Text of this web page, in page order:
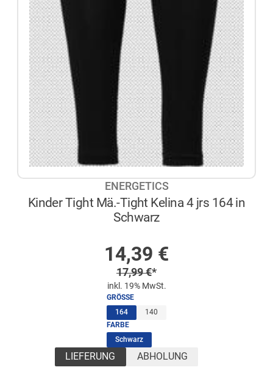
ENERGETICS
Kinder Tight Mä.-Tight Kelina 4 jrs 164 in
Schwarz
Sonderpreis
14,39 €
Regulärer Preis
17,99€*
inkl. 19% MwSt.
GRÖSSE
164(ausgewählt)
140
FARBE
Schwarz(ausgewählt)
LIEFERUNG ABHOLUNG